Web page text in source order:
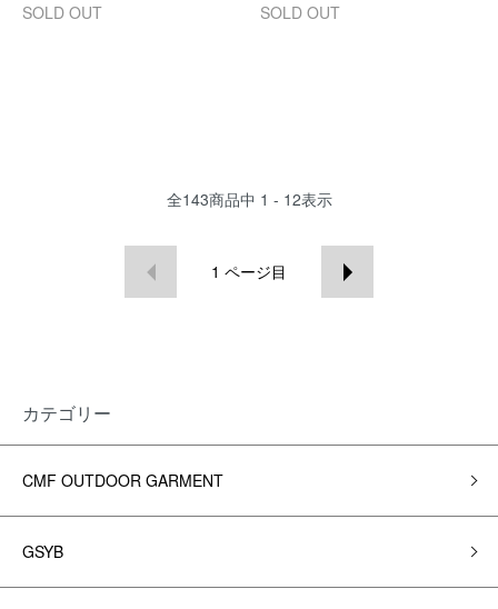
SOLD OUT
SOLD OUT
全143商品中 1 - 12表示
1 ページ目
カテゴリー
CMF OUTDOOR GARMENT
GSYB